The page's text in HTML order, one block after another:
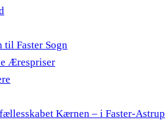
til Faster Sogn
Ærespriser
Kærnen – i Faster-Astrup